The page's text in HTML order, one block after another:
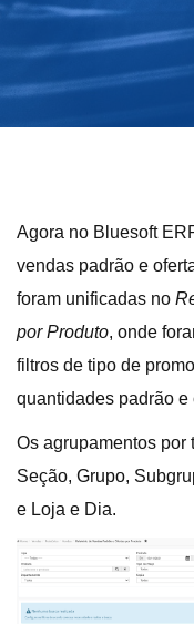
Agora no Bluesoft
vendas padrão e
foram unificadas no
por Produto, onde
filtros de tipo de
quantidades padrão e
Os agrupamentos por
Seção, Grupo,
e Loja e Dia.